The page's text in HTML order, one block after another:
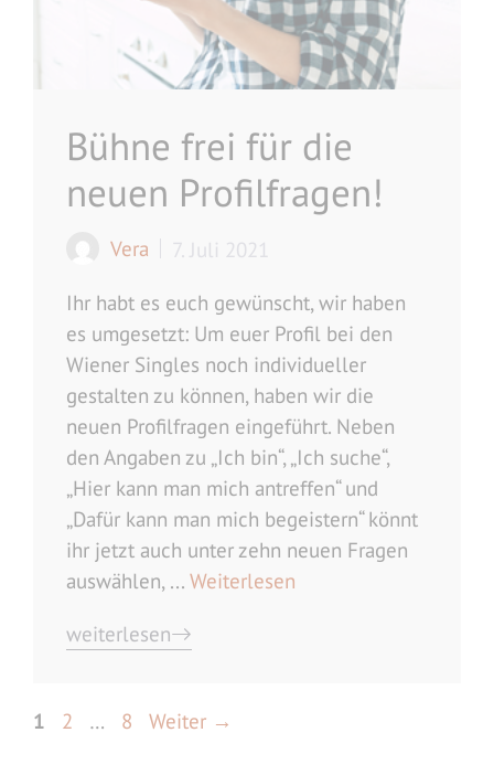
Bühne frei für die
neuen Profilfragen!
Vera
7. Juli 2021
Ihr habt es euch gewünscht, wir haben
es umgesetzt: Um euer Profil bei den
Wiener Singles noch individueller
gestalten zu können, haben wir die
neuen Profilfragen eingeführt. Neben
den Angaben zu „Ich bin“, „Ich suche“,
„Hier kann man mich antreffen“ und
„Dafür kann man mich begeistern“ könnt
ihr jetzt auch unter zehn neuen Fragen
auswählen, ... Weiterlesen
weiterlesen
Seite
1 Seite
2 … Seite
8 Weiter →